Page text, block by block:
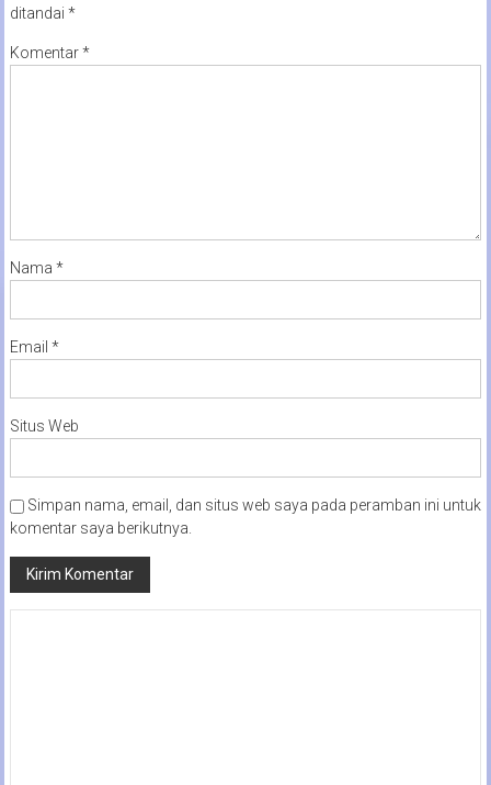
ditandai *
Komentar*
Nama *
Email *
Situs Web
Simpan nama, email, dan situs web saya pada peramban ini untuk
komentar saya berikutnya.